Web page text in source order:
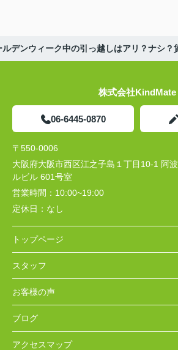
デンウィーク中の引っ越しはアリ？ナシ？
株式会社KindMate
06-6445-0870
〒550-0006
大阪府大阪市西区江之子島１丁目10-1 阿
ルビル 601号室
営業時間： 10:00~19:00
定休日： なし
トップページ
スタッフ
お客様の声
ブログ
アクセスマップ